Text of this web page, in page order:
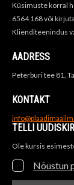
Küsimuste korral
6564 168 või
Klienditeenindus
AADRESS
Peterburi tee 81,
KONTAKT
TELLI
Ole kursis
Nõustun